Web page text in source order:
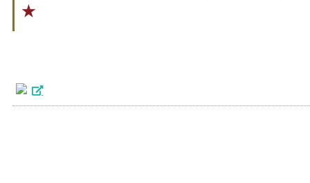
★